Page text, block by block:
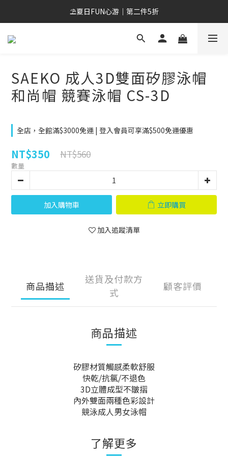
會員招募中😎 滿500元免運 新會員現領折扣券
⛱️夏日FUN心游｜第二件5折
會員招募中😎 滿500元免運 新會員現領折扣券
SAEKO 成人3D雙面矽膠泳帽
和尚帽 競賽泳帽 CS-3D
全店，全館滿$3000免運 | 登入會員可享滿$500免運優惠
NT$350 NT$560
數量
加入購物車 立即購買
加入追蹤清單
商品描述
送貨及付款方
式
顧客評價
商品描述
矽膠材質觸感柔軟舒服
快乾/抗氯/不退色
3D立體成型不皺摺
內外雙面兩種色彩設計
競泳成人男女泳帽
了解更多